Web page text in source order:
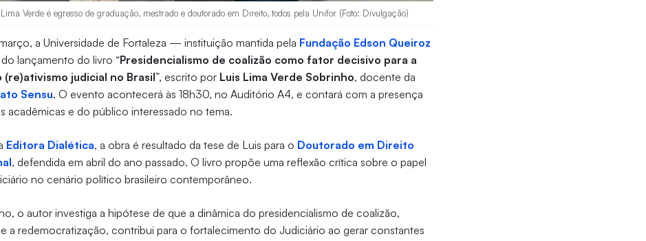
Verde é egresso de graduação, mestrado e doutorado em Direito, todos pela Unifor (Foto: Divulgação)
a Universidade de Fortaleza — instituição mantida pela Fundação Edson Queiroz
lançamento do livro “Presidencialismo de coalizão como fator decisivo para a
(re)ativismo judicial no Brasil”, escrito por Luis Lima Verde Sobrinho, docente da
Sensu. O evento acontecerá às 18h30, no Auditório A4, e contará com a presença
acadêmicas e do público interessado no tema.
Editora Dialética, a obra é resultado da tese de Luis para o Doutorado em Direito
, defendida em abril do ano passado. O livro propõe uma reflexão crítica sobre o papel
no cenário político brasileiro contemporâneo.
o autor investiga a hipótese de que a dinâmica do presidencialismo de coalizão,
a redemocratização, contribui para o fortalecimento do Judiciário ao gerar constantes